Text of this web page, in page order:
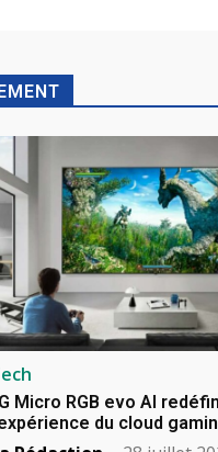
Micro RGB evo AI
du cloud